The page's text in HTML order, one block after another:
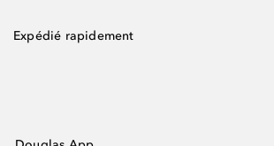
Expédié rapidement